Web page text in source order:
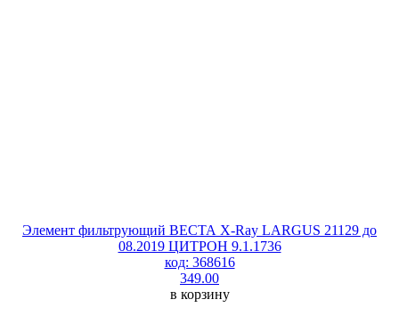
Элемент фильтрующий ВЕСТА X-Ray LARGUS 21129 до
08.2019 ЦИТРОН 9.1.1736
код: 368616
349.00
в корзину